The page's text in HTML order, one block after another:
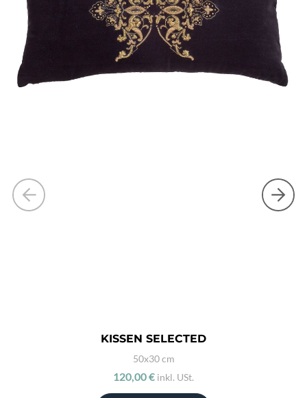
KISSEN SELECTED
50x30 cm
120,00 € inkl. USt.